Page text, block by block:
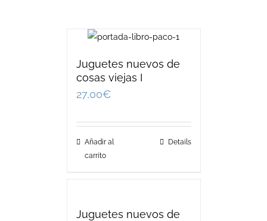
Juguetes nuevos de
cosas viejas I
27,00€
Añadir al
carrito
Details
Juguetes nuevos de